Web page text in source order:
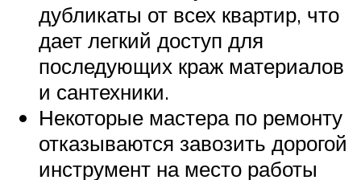
дубликаты от всех квартир, что
дает легкий доступ для
последующих краж материалов
и сантехники.
Некоторые мастера по ремонту
отказываются завозить дорогой
инструмент на место работы